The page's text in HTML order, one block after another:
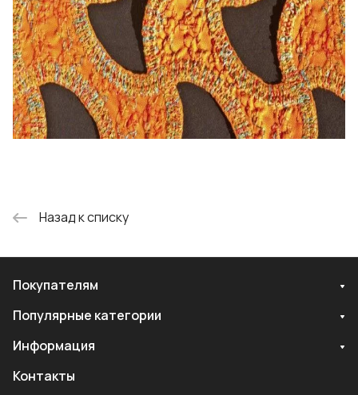
Назад к списку
Покупателям
Популярные категории
Информация
Контакты